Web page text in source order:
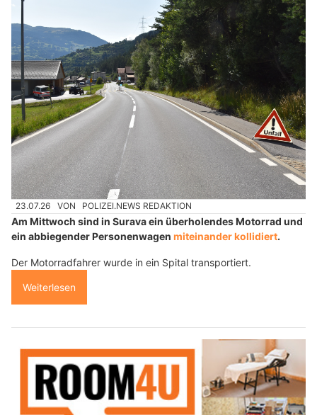
23.07.26 VON POLIZEI.NEWS REDAKTION
Am Mittwoch sind in Surava ein überholendes Motorrad und
ein abbiegender Personenwagen miteinander kollidiert.
Der Motorradfahrer wurde in ein Spital transportiert.
Weiterlesen